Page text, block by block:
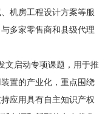
机房工程设计方案等服
多家零售商和县级代理
文启动专项课题，用于推
置的产业化，重点围绕
应用具有自主知识产权